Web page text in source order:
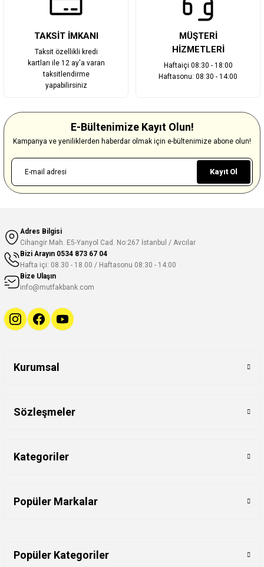
TAKSİT İMKANI
Taksit özellikli kredi
kartları ile 12 ay'a varan
taksitlendirme
yapabilirsiniz
MÜŞTERİ
HİZMETLERİ
Haftaiçi 08:30 - 18:00
Haftasonu: 08:30 - 14:00
E-Bültenimize Kayıt Olun!
Kampanya ve yeniliklerden haberdar olmak için e-bültenimize abone olun!
Kayıt Ol
Adres Bilgisi
Cihangir Mah. E5-Yanyol Cad. No:267 İstanbul / Avcılar
Bizi Arayın 0534 873 67 04
Hafta içi: 08.30 - 18.00 / Haftasonu 08:30 - 14:00
Bize Ulaşın
info@mutfakbank.com
Kurumsal
Sözleşmeler
Kategoriler
Popüler Markalar
Popüler Kategoriler